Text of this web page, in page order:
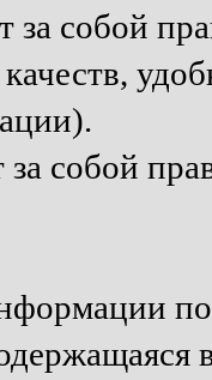
за собой
за собой